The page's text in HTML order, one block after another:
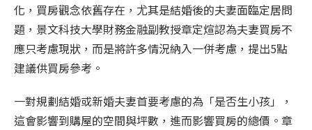
化，買房觀念依舊存在，尤其是結婚後的夫妻面臨定居問
題，景文科技大學財務金融副教授章定煊認為夫妻買房不
應只考慮現狀，而是將許多情況納入一併考慮，提出5點
建議供買房參考。
一對規劃結婚或新婚夫妻首要考慮的為「是否生小孩」，
這會影響到購屋的空間與坪數，進而影響買房的總價。章